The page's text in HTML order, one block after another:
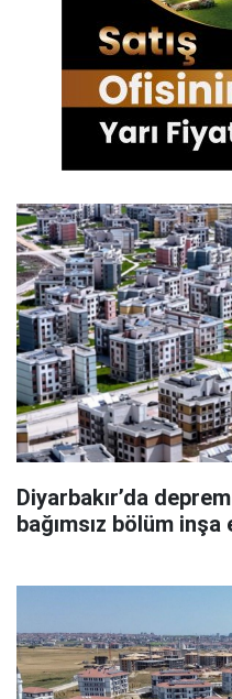
Diyarbakır’da
bağımsız bölüm inşa